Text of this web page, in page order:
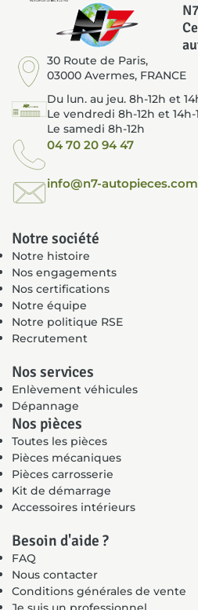
30 Route de Paris,
03000 Avermes, FRANCE
Du lun. au jeu. 8h-12h et
Le vendredi 8h-12h et 14h-
Le samedi 8h-12h
04 70 20 94 47
info@n7-autopieces.com
Notre société
Notre histoire
Nos engagements
Nos certifications
Notre équipe
Notre politique RSE
Recrutement
Nos services
Enlèvement véhicules
Dépannage
Nos pièces
Toutes les pièces
Pièces mécaniques
Pièces carrosserie
Kit de démarrage
Accessoires intérieurs
Besoin d'aide ?
FAQ
Nous contacter
Conditions générales de vente